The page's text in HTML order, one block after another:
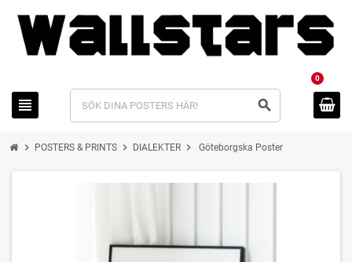
view_headline search
0
chevron_right POSTERS & PRINTS chevron_right DIALEKTER chevron_right Göteborgska Poster